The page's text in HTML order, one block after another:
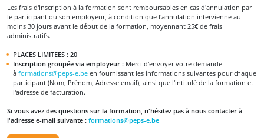
Les frais d'inscription à la formation sont remboursables en cas d'annulation par
le participant ou son employeur, à condition que l'annulation intervienne au
moins 30 jours avant le début de la formation, moyennant 25€ de frais
administratifs.
PLACES LIMITEES : 20
Inscription groupée via employeur : Merci d'envoyer votre demande
à formations@peps-e.been fournissant les informations suivantes pour chaque
participant (Nom, Prénom, Adresse email), ainsi que l'intitulé de la formation et
l'adresse de facturation.
Si vous avez des questions sur la formation, n'hésitez pas à nous contacter à
l'adresse e-mail suivante : formations@peps-e.be